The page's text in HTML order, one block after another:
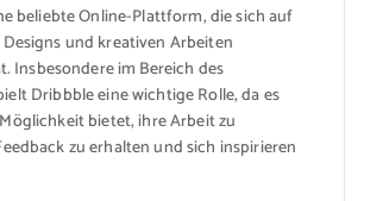
beliebte Online-Plattform, die sich auf
und kreativen Arbeiten
Insbesondere im Bereich des
Dribbble eine wichtige Rolle, da es
bietet, ihre Arbeit zu
zu erhalten und sich inspirieren